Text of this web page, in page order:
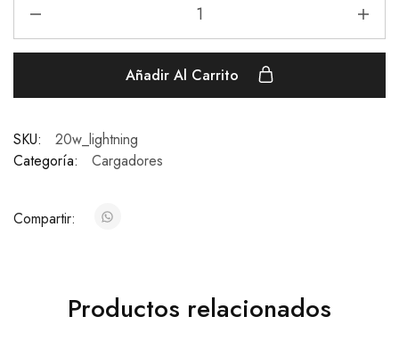
Añadir Al Carrito
SKU:
20w_lightning
Categoría:
Cargadores
Compartir:
Productos relacionados